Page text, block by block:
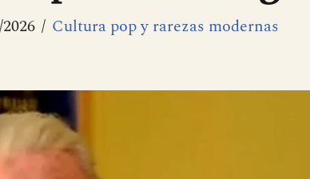
Cultura pop y rarezas modernas